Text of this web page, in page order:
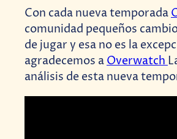
Con cada nueva temporada
comunidad pequeños
de jugar y esa no es la
agradecemos aOverwatch
análisis de esta nueva